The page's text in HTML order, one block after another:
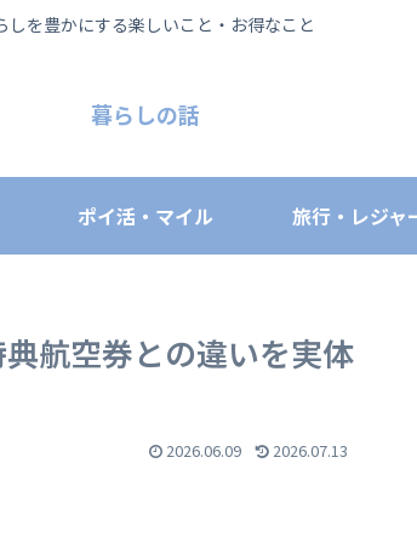
しを豊かにする楽しいこと・お得なこと
暮らしの話
ポイ活・マイル 旅行・レジャ
航空券との違いを実体
2026.06.09 2026.07.13